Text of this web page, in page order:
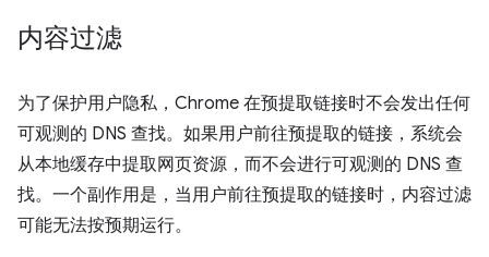
内容过滤
为了保护用户隐私，Chrome 在预提取链接时不会发出任何
可观测的 DNS 查找。如果用户前往预提取的链接，系统会
从本地缓存中提取网页资源，而不会进行可观测的 DNS 查
找。一个副作用是，当用户前往预提取的链接时，内容过滤
可能无法按预期运行。